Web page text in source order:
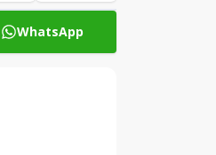
WhatsApp